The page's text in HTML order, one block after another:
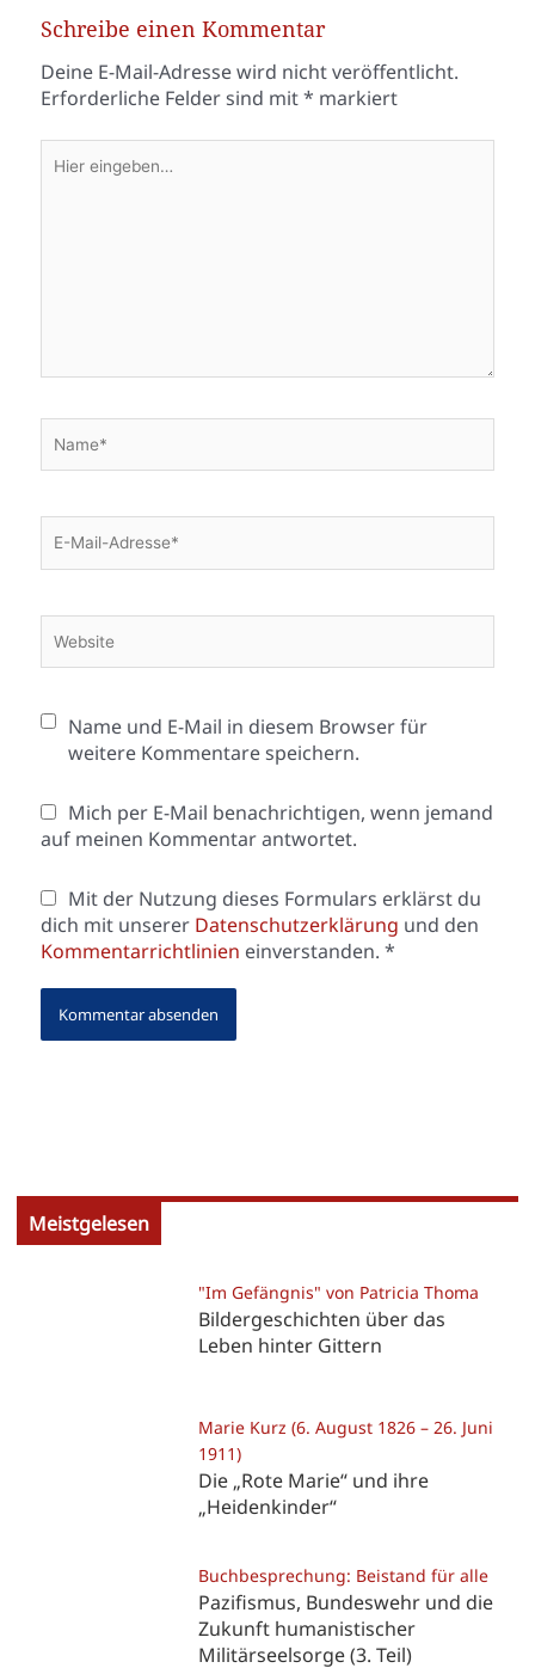
Schreibe einen Kommentar
Deine E-Mail-Adresse wird nicht veröffentlicht.
Erforderliche Felder sind mit* markiert
eingeben…
Mail-
Name und E-Mail in diesem Browser für
weitere Kommentare speichern.
Mich per E-Mail benachrichtigen, wenn jemand
auf meinen Kommentar antwortet.
Mit der Nutzung dieses Formulars erklärst du
dich mit unserer Datenschutzerklärung und den
Kommentarrichtlinien einverstanden. *
Meistgelesen
"Im Gefängnis" von Patricia Thoma
Bildergeschichten über das
Leben hinter Gittern
Marie Kurz (6. August 1826 – 26. Juni
1911)
Die „Rote Marie“ und ihre
„Heidenkinder“
Buchbesprechung: Beistand für alle
Pazifismus, Bundeswehr und die
Zukunft humanistischer
Militärseelsorge (3. Teil)